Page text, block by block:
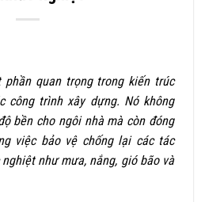
quan trọng trong kiến trúc
công trình xây dựng. Nó không
bền cho ngôi nhà mà còn đóng
việc bảo vệ chống lại các tác
như mưa, nắng, gió bão và